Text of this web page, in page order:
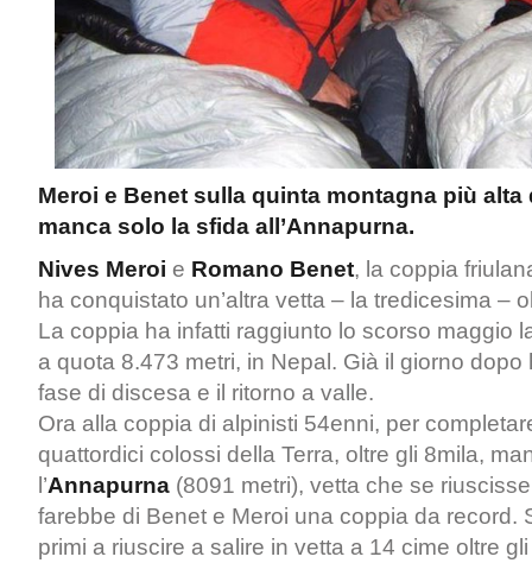
Meroi e Benet sulla quinta montagna più alta
manca solo la sfida all’Annapurna.
Nives Meroi e Romano Benet, la coppia
ha conquistato un’altra vetta – la tredicesima –
La coppia ha infatti raggiunto lo scorso maggio
a quota 8.473 metri, in Nepal. Già il giorno dopo
fase di discesa e il ritorno a valle.
Ora alla coppia di alpinisti 54enni, per
quattordici colossi della Terra, oltre gli 8mila,
l’Annapurna (8091 metri), vetta che se
farebbe di Benet e Meroi una coppia da record.
primi a riuscire a salire in vetta a 14 cime oltre